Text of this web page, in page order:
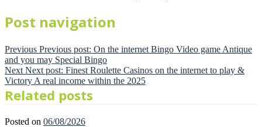
Post navigation
Previous Previous post: On the internet Bingo Video game Antique
and you may Special Bingo
Next Next post: Finest Roulette Casinos on the internet to play &
Victory A real income within the 2025
Related posts
Posted on 06/08/2026